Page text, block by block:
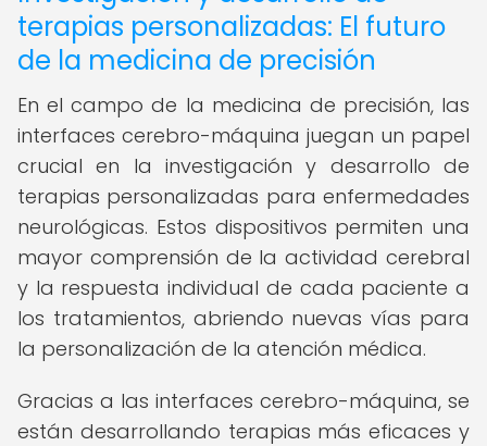
terapias personalizadas: El futuro
de la medicina de precisión
En el campo de la medicina de precisión, las
interfaces cerebro-máquina juegan un papel
crucial en la investigación y desarrollo de
terapias personalizadas para enfermedades
neurológicas. Estos dispositivos permiten una
mayor comprensión de la actividad cerebral
y la respuesta individual de cada paciente a
los tratamientos, abriendo nuevas vías para
la personalización de la atención médica.
Gracias a las interfaces cerebro-máquina, se
están desarrollando terapias más eficaces y